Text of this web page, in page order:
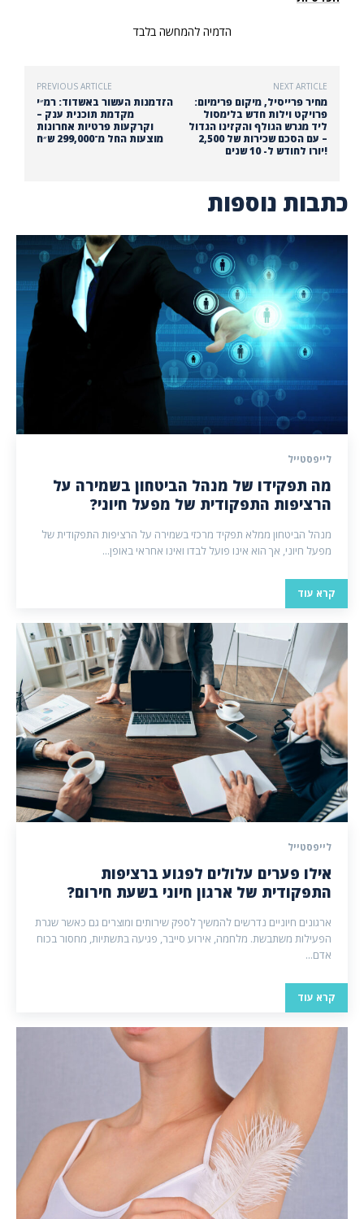
הדמיה להמחשה בלבד
PREVIOUS ARTICLE
הזדמנות העשור באשדוד: רמ״י
מקדמת תוכנית ענק –
וקרקעות פרטיות אחרונות
מוצעות החל מ־299,000 ש״ח
NEXT ARTICLE
מחיר פרייסיל, מיקום פרימיום:
פרויקט וילות חדש בלימסול
ליד מגרש הגולף והקזינו הגדול
– עם הסכם שכירות של 2,500
יורו לחודש ל- 10 שנים!
כתבות נוספות
לייפסטייל
מה תפקידו של מנהל הביטחון בשמירה על
הרציפות התפקודית של מפעל חיוני?
מנהל הביטחון ממלא תפקיד מרכזי בשמירה על הרציפות התפקודית של
מפעל חיוני, אך הוא אינו פועל לבדו ואינו אחראי באופן...
קרא עוד
לייפסטייל
אילו פערים עלולים לפגוע ברציפות
התפקודית של ארגון חיוני בשעת חירום?
ארגונים חיוניים נדרשים להמשיך לספק שירותים ומוצרים גם כאשר שגרת
הפעילות משתבשת. מלחמה, אירוע סייבר, פגיעה בתשתיות, מחסור בכוח
אדם...
קרא עוד